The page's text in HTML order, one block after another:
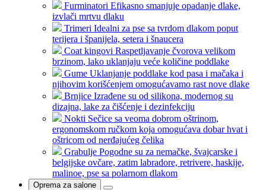
Furminatori Efikasno smanjuje opadanje dlake,
izvlači mrtvu dlaku
Trimeri Idealni za pse sa tvrdom dlakom poput
terijera i španijela, setera i šnaucera
Coat kingovi Raspetljavanje čvorova velikom
brzinom, lako uklanjaju veće količine poddlake
Gume Uklanjanje poddlake kod pasa i mačaka i
njihovim korišćenjem omogućavamo rast nove dlake
Brnjice Izrađene su od silikona, modernog su
dizajna, lake za čišćenje i dezinfekciju
Nokti Sečice sa veoma dobrom oštrinom,
ergonomskom ručkom koja omogućava dobar hvat i
oštricom od nerđajućeg čelika
Grabulje Pogodne su za nemačke, švajcarske i
belgijske ovčare, zatim labradore, retrivere, haskije,
malinoe, pse sa polarnom dlakom
Oprema za salone